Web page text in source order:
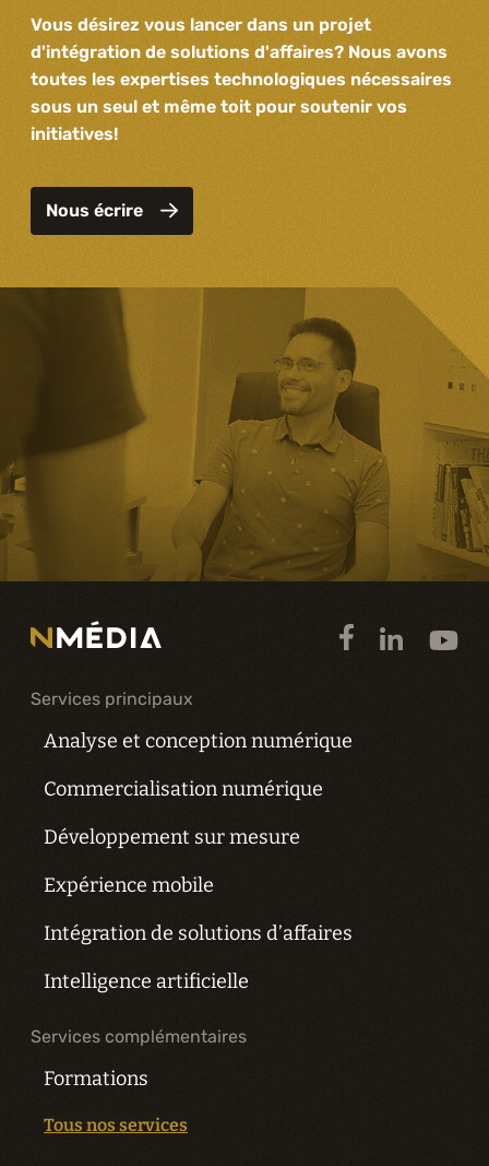
Vous désirez vous lancer dans un projet
d'intégration de solutions d'affaires? Nous avons
toutes les expertises technologiques nécessaires
sous un seul et même toit pour soutenir vos
initiatives!
Nous écrire
Services principaux
Analyse et conception numérique
Commercialisation numérique
Développement sur mesure
Expérience mobile
Intégration de solutions d’affaires
Intelligence artificielle
Services complémentaires
Formations
Tous nos services